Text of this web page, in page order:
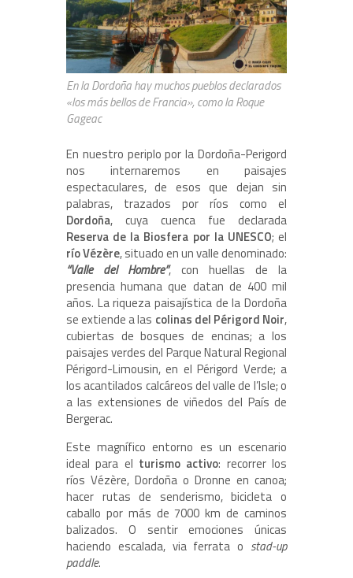
En la Dordoña hay muchos pueblos declarados
«los más bellos de Francia», como la Roque
Gageac
En nuestro periplo por la Dordoña-Perigord
nos internaremos en paisajes
espectaculares, de esos que dejan sin
palabras, trazados por ríos como el
Dordoña, cuya cuenca fue declarada
Reserva de la Biosfera por la UNESCO; el
río Vézère, situado en un valle denominado:
“Valle del Hombre”, con huellas de la
presencia humana que datan de 400 mil
años. La riqueza paisajística de la Dordoña
se extiende a las colinas del Périgord Noir,
cubiertas de bosques de encinas; a los
paisajes verdes del Parque Natural Regional
Périgord-Limousin, en el Périgord Verde; a
los acantilados calcáreos del valle de l’Isle; o
a las extensiones de viñedos del País de
Bergerac.
Este magnífico entorno es un escenario
ideal para el turismo activo: recorrer los
ríos Vézère, Dordoña o Dronne en canoa;
hacer rutas de senderismo, bicicleta o
caballo por más de 7000 km de caminos
balizados. O sentir emociones únicas
haciendo escalada, via ferrata o stad-up
paddle.